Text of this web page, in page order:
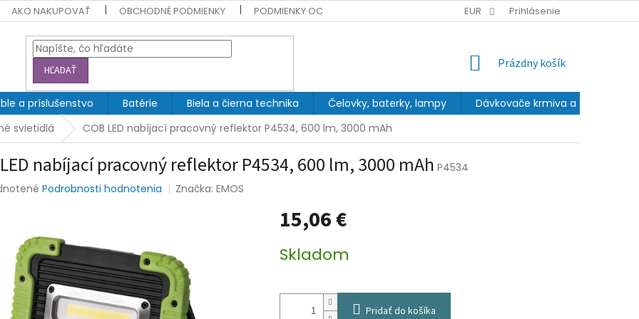
AKO NAKUPOVAŤ OBCHODNÉ PODMIENKY PODMIENKY OCHRANY OSOBNÝCH ÚDAJOV EUR Prihlásenie
HĽADAŤ
NÁKUPNÝ
Prázdny košík
a príslušenstvo Batérie Biela a čierna technika Čelovky, baterky, lampy
Dávkovače krmiva a fontány
svietidlá COB LED nabíjací pracovný reflektor P4534, 600 lm, 3000 mAh
LED nabíjací pracovný reflektor P4534, 600 lm, 3000 mAh P4534
Podrobnosti hodnotenia Značka:EMOS
15,06 €
cena:
Skladom
Pridať do košíka